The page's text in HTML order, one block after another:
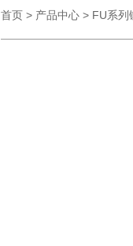
首页 > 产品中心 > FU系列